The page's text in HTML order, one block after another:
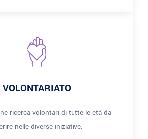
VOLONTARIATO
ricerca volontari di tutte le età da
nelle diverse iniziative.